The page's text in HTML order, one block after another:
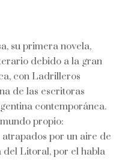
su primera novela,
debido a la gran
con Ladrilleros
de las escritoras
contemporánea.
propio:
por un aire de
del Litoral, por el habla